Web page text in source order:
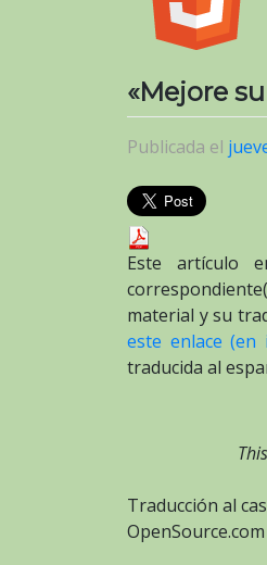
«Mejore
Publicada el
Este artículo
material y su
este enlace (en
traducida al
Traducción al
OpenSource.com